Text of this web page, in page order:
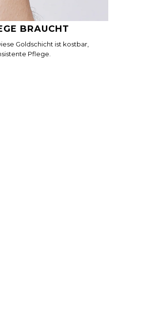
BRAUCHT
Goldschicht ist kostbar,
Pflege.